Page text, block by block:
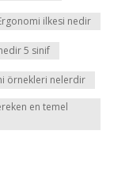
ilkesi nedir
5 sinif
örnekleri nelerdir
en temel